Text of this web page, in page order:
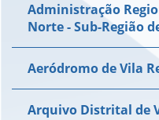
Administração
Norte - Sub-Região
Aeródromo de Vila
Arquivo Distrital de